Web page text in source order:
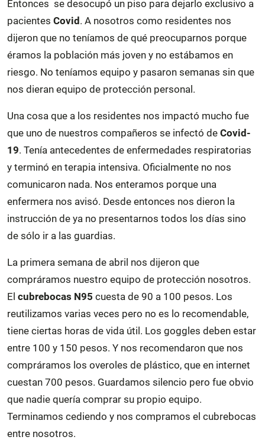
Entonces se desocupó un piso para dejarlo exclusivo a
pacientes Covid. A nosotros como residentes nos
dijeron que no teníamos de qué preocuparnos porque
éramos la población más joven y no estábamos en
riesgo. No teníamos equipo y pasaron semanas sin que
nos dieran equipo de protección personal.
Una cosa que a los residentes nos impactó mucho fue
que uno de nuestros compañeros se infectó de Covid-
19. Tenía antecedentes de enfermedades respiratorias
y terminó en terapia intensiva. Oficialmente no nos
comunicaron nada. Nos enteramos porque una
enfermera nos avisó. Desde entonces nos dieron la
instrucción de ya no presentarnos todos los días sino
de sólo ir a las guardias.
La primera semana de abril nos dijeron que
compráramos nuestro equipo de protección nosotros.
El cubrebocas N95 cuesta de 90 a 100 pesos. Los
reutilizamos varias veces pero no es lo recomendable,
tiene ciertas horas de vida útil. Los goggles deben estar
entre 100 y 150 pesos. Y nos recomendaron que nos
compráramos los overoles de plástico, que en internet
cuestan 700 pesos. Guardamos silencio pero fue obvio
que nadie quería comprar su propio equipo.
Terminamos cediendo y nos compramos el cubrebocas
entre nosotros.